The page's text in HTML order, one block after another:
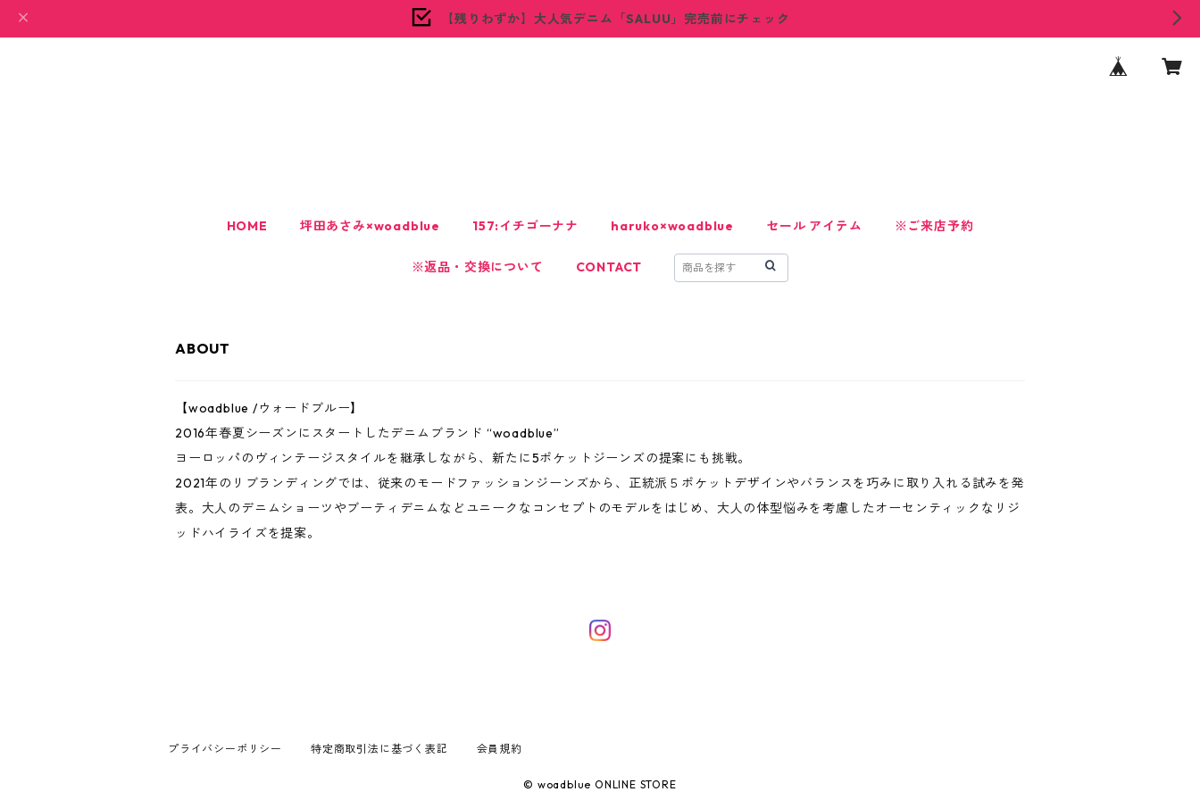
【残りわずか】大人気デニム「SALUU」完売前にチェック
HOME 坪田あさみ×woadblue 157:イチゴーナナ haruko×woadblue セール アイテム ※ご来店予約
※返品・交換について CONTACT
ABOUT
【woadblue /ウォードブルー】
2016年春夏シーズンにスタートしたデニムブランド “woadblue”
ヨーロッパのヴィンテージスタイルを継承しながら、新たに5ポケットジーンズの提案にも挑戦。
2021年のリブランディングでは、従来のモードファッションジーンズから、正統派５ポケットデザインやバランスを巧みに取り入れる試みを発
表。大人のデニムショーツやブーティデニムなどユニークなコンセプトのモデルをはじめ、大人の体型悩みを考慮したオーセンティックなリジ
ッドハイライズを提案。
プライバシーポリシー 特定商取引法に基づく表記 会員規約
© woadblue ONLINE STORE